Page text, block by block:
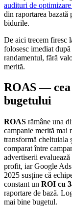
audituri de
din raportarea bazată
bidurile.
De aici trecem firesc
folosesc imediat
randamentul, fără
merită.
ROAS —
bugetului
ROAS rămâne una
campanie merită mai
transformă cheltuiala
comparat între
advertiserii
profit, iar Google
2025 susține că
constant un ROI cu
raportare de bază.
mai bine bugetul.